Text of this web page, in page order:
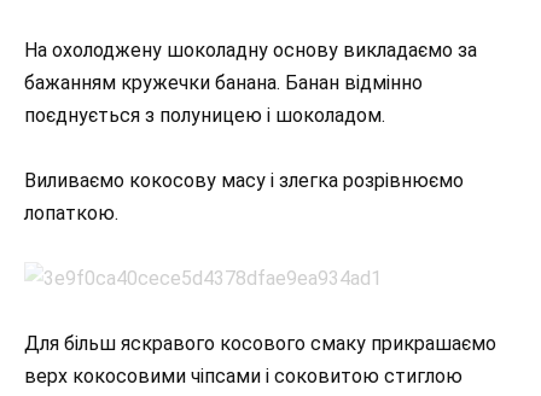
На охолоджену шоколадну основу викладаємо за
бажанням кружечки банана. Банан відмінно
поєднується з полуницею і шоколадом.
Виливаємо кокосову масу і злегка розрівнюємо
лопаткою.
Для більш яскравого косового смаку прикрашаємо
верх кокосовими чіпсами і соковитою стиглою